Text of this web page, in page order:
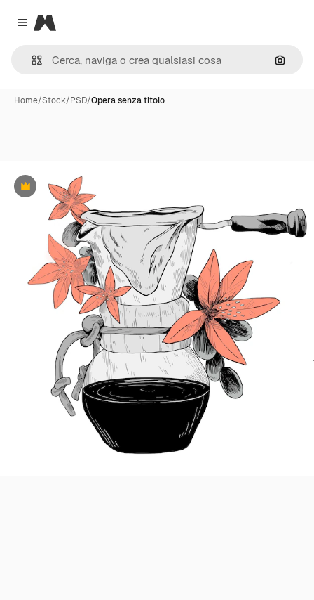
Close menu
Magnific
Cerca
Home/Stock/PSD/Opera senza titolo
Premium